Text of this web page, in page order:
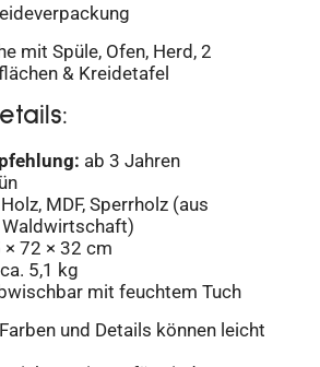
mit Spüle, Ofen, Herd, 2
& Kreidetafel
ab 3 Jahren
Holz, MDF, Sperrholz (aus
× 72 × 32 cm
ca. 5,1 kg
mit feuchtem Tuch
Farben und Details können leicht